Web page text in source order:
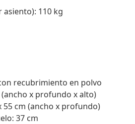
asiento): 110 kg
recubrimiento en polvo
(ancho x profundo x alto)
55 cm (ancho x profundo)
37 cm